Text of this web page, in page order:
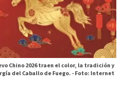
Chino 2026 traen el color, la tradición y
del Caballo de Fuego. -Foto: Internet